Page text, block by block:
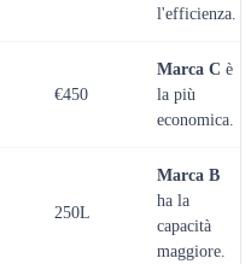
l'efficienza.
€450
Marca C è
la più
economica.
250L
Marca B
ha la
capacità
maggiore.